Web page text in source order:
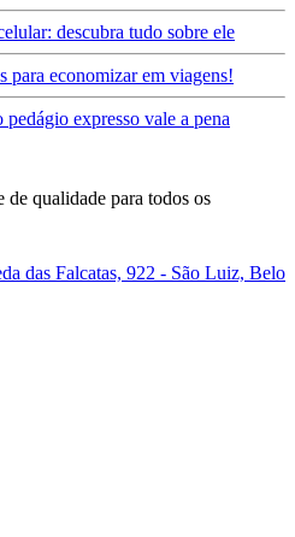
descubra tudo sobre ele
para economizar em viagens!
expresso vale a pena
de qualidade para todos os
das Falcatas, 922 - São Luiz, Belo